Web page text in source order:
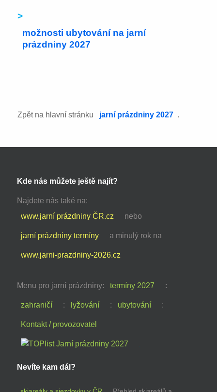
>
možnosti ubytování na jarní
prázdniny 2027
Zpět na hlavní stránku jarní prázdniny 2027 .
Kde nás můžete ještě najít?
Najdete nás také na:
www.jarní prázdniny ČR.cz
nebo
jarní prázdniny termíny a minulý rok na
www.jarni-prazdniny-2026.cz
Menu pro jarní prázdniny: termíny 2027 :
zahraničí : lyžování : ubytování :
Kontakt / provozovatel
Nevíte kam dál?